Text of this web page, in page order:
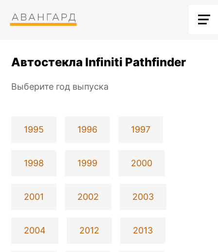
Автостекла Infiniti Pathfinder
Выберите год выпуска
1995 1996 1997
1998 1999 2000
2001 2002 2003
2004 2012 2013